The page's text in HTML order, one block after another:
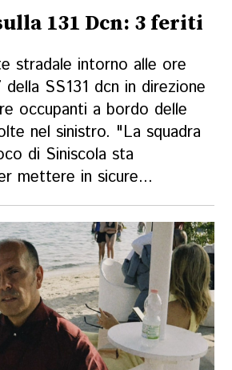
131 Dcn: 3 feriti
stradale intorno alle ore
SS131 dcn in direzione
occupanti a bordo delle
nel sinistro. "La squadra
di Siniscola sta
mettere in sicure...